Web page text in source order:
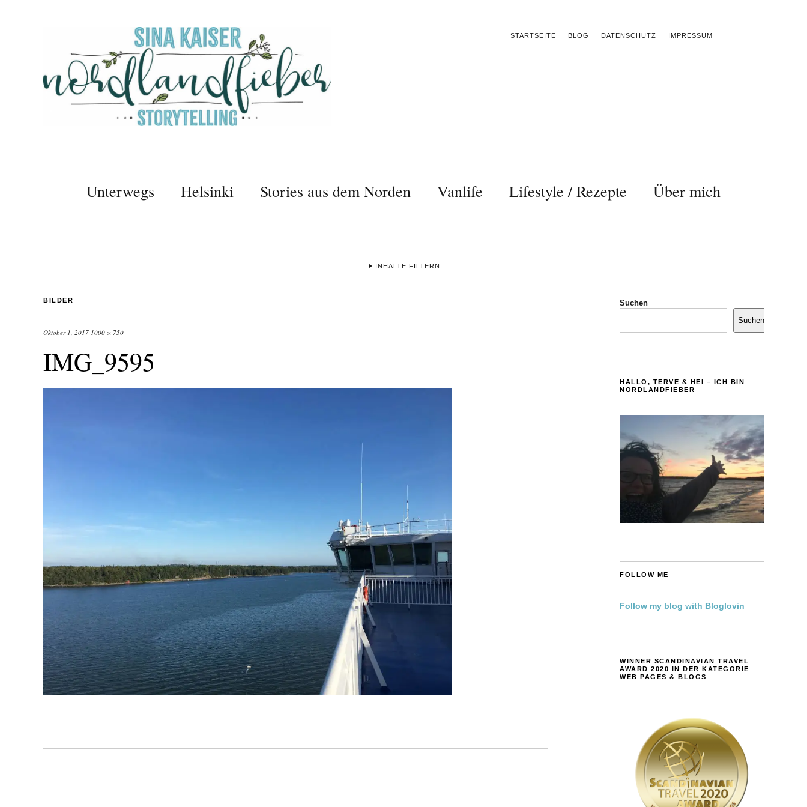
STARTSEITE BLOG DATENSCHUTZ IMPRESSUM
Unterwegs Helsinki Stories aus dem Norden Vanlife Lifestyle / Rezepte Über mich
INHALTE FILTERN
BILDER
Oktober 1, 2017 1000 × 750
IMG_9595
Suchen
Suchen
HALLO, TERVE & HEI – ICH BIN
NORDLANDFIEBER
FOLLOW ME
Follow my blog with Bloglovin
WINNER SCANDINAVIAN TRAVEL
AWARD 2020 IN DER KATEGORIE
WEB PAGES & BLOGS